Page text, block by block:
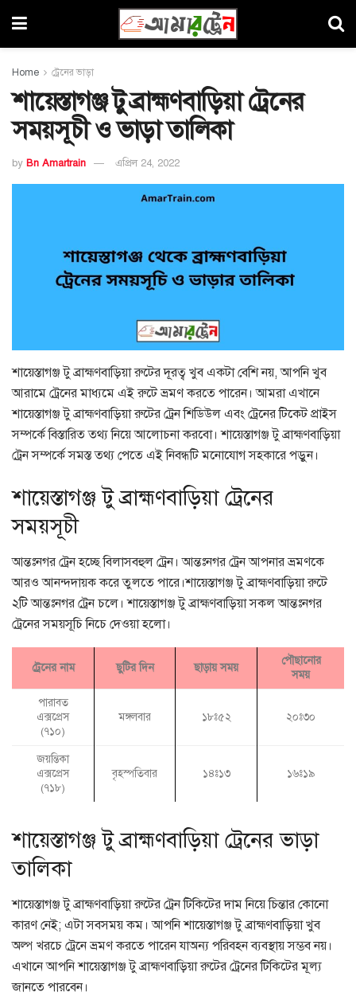
Home ট্রেনের ভাড়া
শায়েস্তাগঞ্জ টু ব্রাহ্মণবাড়িয়া ট্রেনের
সময়সূচী ও ভাড়া তালিকা
by Bn Amartrain এপ্রিল 24, 2022
শায়েস্তাগঞ্জ টু ব্রাহ্মণবাড়িয়া রুটের দূরত্ব খুব একটা বেশি নয়, আপনি খুব
আরামে ট্রেনের মাধ্যমে এই রুটে ভ্রমণ করতে পারেন। আমরা এখানে
শায়েস্তাগঞ্জ টু ব্রাহ্মণবাড়িয়া রুটের ট্রেন শিডিউল এবং ট্রেনের টিকেট প্রাইস
সম্পর্কে বিস্তারিত তথ্য নিয়ে আলোচনা করবো। শায়েস্তাগঞ্জ টু ব্রাহ্মণবাড়িয়া
ট্রেন সম্পর্কে সমস্ত তথ্য পেতে এই নিবন্ধটি মনোযোগ সহকারে পড়ুন।
শায়েস্তাগঞ্জ টু ব্রাহ্মণবাড়িয়া ট্রেনের
সময়সূচী
আন্তঃনগর ট্রেন হচ্ছে বিলাসবহুল ট্রেন। আন্তঃনগর ট্রেন আপনার ভ্রমণকে
আরও আনন্দদায়ক করে তুলতে পারে।শায়েস্তাগঞ্জ টু ব্রাহ্মণবাড়িয়া রুটে
২টি আন্তঃনগর ট্রেন চলে। শায়েস্তাগঞ্জ টু ব্রাহ্মণবাড়িয়া সকল আন্তঃনগর
ট্রেনের সময়সূচি নিচে দেওয়া হলো।
ট্রেনের নাম ছুটির দিন ছাড়ায় সময়
পৌছানোর
সময়
পারাবত
এক্সপ্রেস
(৭১০)
মঙ্গলবার ১৮ঃ৫২ ২০ঃ৩০
জয়ন্তিকা
এক্সপ্রেস
(৭১৮)
বৃহস্পতিবার ১৪ঃ১৩ ১৬ঃ১৯
শায়েস্তাগঞ্জ টু ব্রাহ্মণবাড়িয়া ট্রেনের ভাড়া
তালিকা
শায়েস্তাগঞ্জ টু ব্রাহ্মণবাড়িয়া রুটের ট্রেন টিকিটের দাম নিয়ে চিন্তার কোনো
কারণ নেই; এটা সবসময় কম। আপনি শায়েস্তাগঞ্জ টু ব্রাহ্মণবাড়িয়া খুব
অল্প খরচে ট্রেনে ভ্রমণ করতে পারেন যাঅন্য পরিবহন ব্যবস্থায় সম্ভব নয়।
এখানে আপনি শায়েস্তাগঞ্জ টু ব্রাহ্মণবাড়িয়া রুটের ট্রেনের টিকিটের মূল্য
জানতে পারবেন।